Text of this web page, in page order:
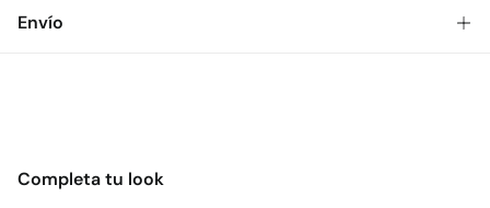
Composición
Envío
CDMX y Área Metropolitana: 1-2 días.
Completa tu look